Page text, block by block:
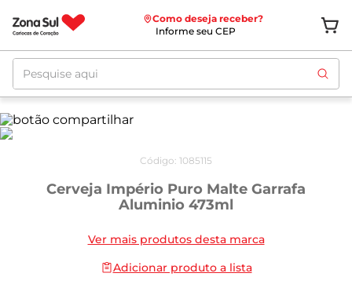
Como deseja receber?
Informe seu CEP
Pesquise aqui
Código: 1085115
Cerveja Império Puro Malte Garrafa
Aluminio 473ml
Ver mais produtos desta marca
Adicionar produto a lista